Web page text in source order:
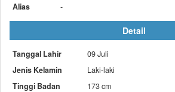
Alias
-
Detail
Tanggal Lahir
09 Juli
Jenis Kelamin
Laki-laki
Tinggi Badan
173 cm